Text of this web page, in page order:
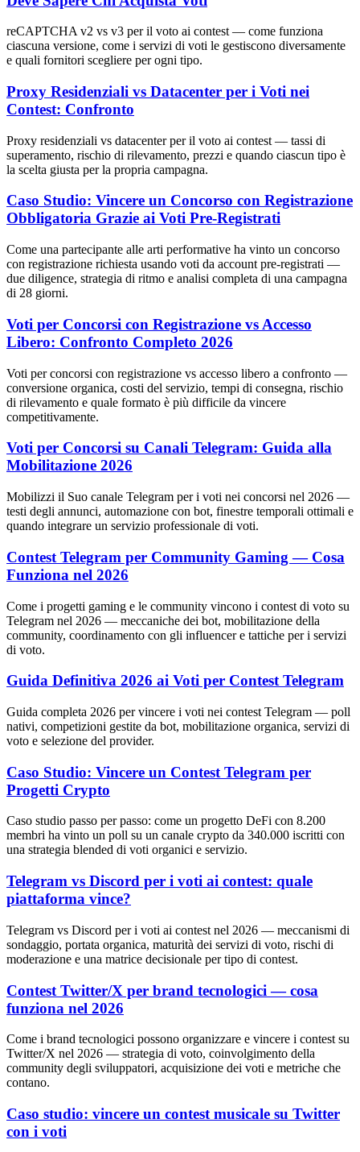
reCAPTCHA v2 vs v3 per il voto ai contest — come funziona
ciascuna versione, come i servizi di voti le gestiscono diversamente
e quali fornitori scegliere per ogni tipo.
Proxy Residenziali vs Datacenter per i Voti nei
Contest: Confronto
Proxy residenziali vs datacenter per il voto ai contest — tassi di
superamento, rischio di rilevamento, prezzi e quando ciascun tipo è
la scelta giusta per la propria campagna.
Caso Studio: Vincere un Concorso con Registrazione
Obbligatoria Grazie ai Voti Pre-Registrati
Come una partecipante alle arti performative ha vinto un concorso
con registrazione richiesta usando voti da account pre-registrati —
due diligence, strategia di ritmo e analisi completa di una campagna
di 28 giorni.
Voti per Concorsi con Registrazione vs Accesso
Libero: Confronto Completo 2026
Voti per concorsi con registrazione vs accesso libero a confronto —
conversione organica, costi del servizio, tempi di consegna, rischio
di rilevamento e quale formato è più difficile da vincere
competitivamente.
Voti per Concorsi su Canali Telegram: Guida alla
Mobilitazione 2026
Mobilizzi il Suo canale Telegram per i voti nei concorsi nel 2026 —
testi degli annunci, automazione con bot, finestre temporali ottimali e
quando integrare un servizio professionale di voti.
Contest Telegram per Community Gaming — Cosa
Funziona nel 2026
Come i progetti gaming e le community vincono i contest di voto su
Telegram nel 2026 — meccaniche dei bot, mobilitazione della
community, coordinamento con gli influencer e tattiche per i servizi
di voto.
Guida Definitiva 2026 ai Voti per Contest Telegram
Guida completa 2026 per vincere i voti nei contest Telegram — poll
nativi, competizioni gestite da bot, mobilitazione organica, servizi di
voto e selezione del provider.
Caso Studio: Vincere un Contest Telegram per
Progetti Crypto
Caso studio passo per passo: come un progetto DeFi con 8.200
membri ha vinto un poll su un canale crypto da 340.000 iscritti con
una strategia blended di voti organici e servizio.
Telegram vs Discord per i voti ai contest: quale
piattaforma vince?
Telegram vs Discord per i voti ai contest nel 2026 — meccanismi di
sondaggio, portata organica, maturità dei servizi di voto, rischi di
moderazione e una matrice decisionale per tipo di contest.
Contest Twitter/X per brand tecnologici — cosa
funziona nel 2026
Come i brand tecnologici possono organizzare e vincere i contest su
Twitter/X nel 2026 — strategia di voto, coinvolgimento della
community degli sviluppatori, acquisizione dei voti e metriche che
contano.
Caso studio: vincere un contest musicale su Twitter
con i voti